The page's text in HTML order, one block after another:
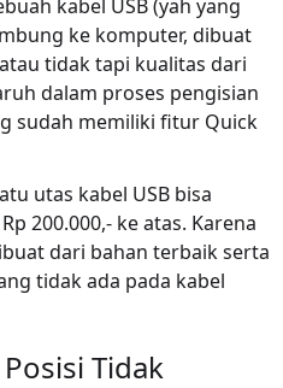
kabel USB (yah yang
ke komputer, dibuat
tidak tapi kualitas dari
dalam proses pengisian
sudah memiliki fitur Quick
utas kabel USB bisa
200.000,- ke atas. Karena
dari bahan terbaik serta
tidak ada pada kabel
Tidak